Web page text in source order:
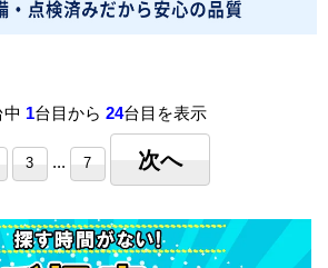
中 1台目から 24台目を表示
3 ... 7 次へ